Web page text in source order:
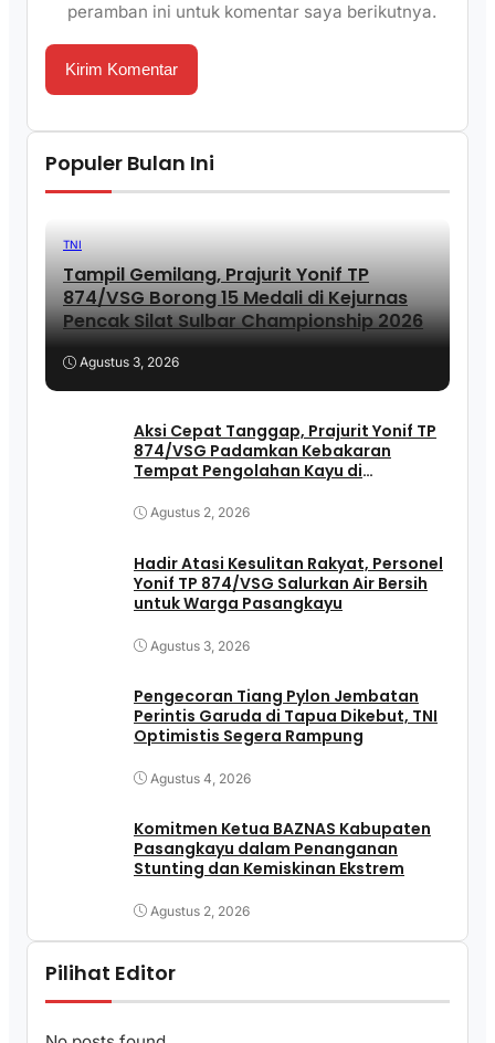
peramban ini untuk komentar saya berikutnya.
Populer Bulan Ini
TNI
Tampil Gemilang, Prajurit Yonif TP
874/VSG Borong 15 Medali di Kejurnas
Pencak Silat Sulbar Championship 2026
Agustus 3, 2026
Aksi Cepat Tanggap, Prajurit Yonif TP
874/VSG Padamkan Kebakaran
Tempat Pengolahan Kayu di
Agustus 2, 2026
Hadir Atasi Kesulitan Rakyat, Personel
Yonif TP 874/VSG Salurkan Air Bersih
untuk Warga Pasangkayu
Agustus 3, 2026
Pengecoran Tiang Pylon Jembatan
Perintis Garuda di Tapua Dikebut, TNI
Optimistis Segera Rampung
Agustus 4, 2026
Komitmen Ketua BAZNAS Kabupaten
Pasangkayu dalam Penanganan
Stunting dan Kemiskinan Ekstrem
Agustus 2, 2026
Pilihat Editor